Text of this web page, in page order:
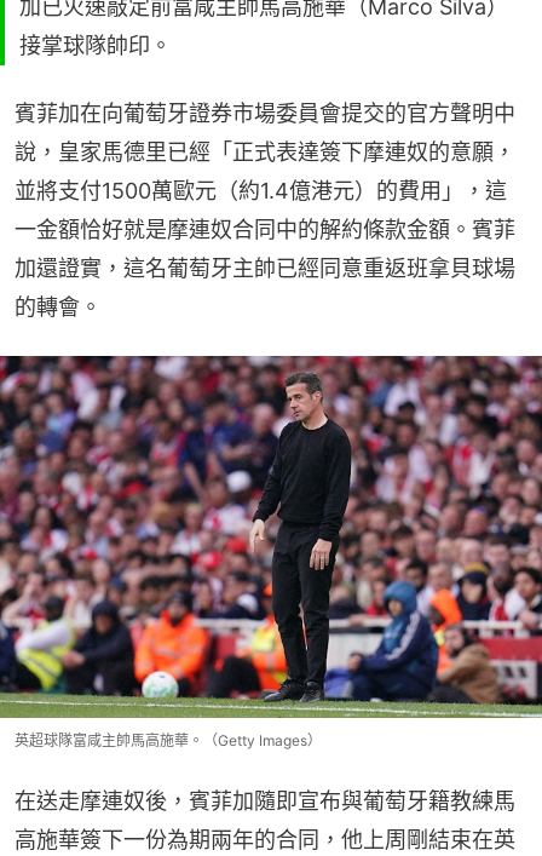
加已火速敲定前富咸主帥馬高施華（Marco Silva）
接掌球隊帥印。
賓菲加在向葡萄牙證券市場委員會提交的官方聲明中
說，皇家馬德里已經「正式表達簽下摩連奴的意願，
並將支付1500萬歐元（約1.4億港元）的費用」，這
一金額恰好就是摩連奴合同中的解約條款金額。賓菲
加還證實，這名葡萄牙主帥已經同意重返班拿貝球場
的轉會。
英超球隊富咸主帥馬高施華。（Getty Images）
在送走摩連奴後，賓菲加隨即宣布與葡萄牙籍教練馬
高施華簽下一份為期兩年的合同，他上周剛結束在英